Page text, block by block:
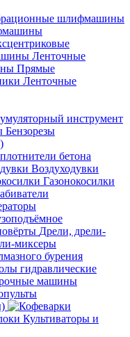
шлифмашины
Ленточные
Прямые
Ленточные
инструмент
Бензорезы
бетона
Воздуходувки
Газонокосилки
Дрели, дрели-
миксеры
бурения
гидравлические
машины
Культиваторы и